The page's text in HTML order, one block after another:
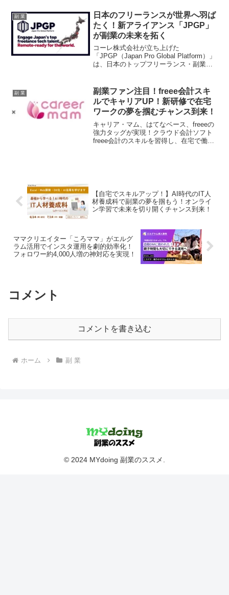
業のヒントや、同じ志を持つ仲間との出
会いが満載のこの祭典について、詳しく
ご紹介します！
副 業
日本のフリーランスが世界へ羽ば
たく！新アライアンス「JPGP」
が副業の未来を拓く
コーレ株式会社が立ち上げた
「JPGP（Japan Pro Global Platform）」
は、日本のトップフリーランス・副業人
内人材が世界のプロジェクトに参画でき
る新たな越境開発モデルで、副業ファン
にとって夢のようなグローバルな活躍の
場を提供します。
副 業
副業ファン注目！freee会計スキ
ルでキャリアUP！新研修で在宅
ワークの夢を掴むチャンス到来！
キャリア・マム、はてなベース、freeeの
強力タッグが実現！クラウド会計ソフト
freee会計のスキルを習得し、在宅で働き
【自宅でスキルアップ！】AI時代のIT人
材養成科で副業の夢を掴もう！オンライ
ン学習で未来を切り開くチャンス到来！
ママクリエイター「ころママ」がエルグ
ラム活用でインスタ運用を劇的効率化！
フォロワー約4,000人増の神対応を実現！
コメント
コメントを書き込む
ホーム 副 業
© 2024 MYdoing 副業のススメ.